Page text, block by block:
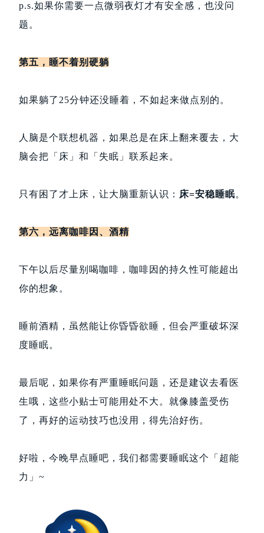
p.s.如果你需要一点微弱夜灯才有安全感，也没问
题。
第五，睡不着别硬躺
如果躺了25分钟还没睡着，不如起来做点别的。
人脑是个联想机器，如果总是在床上翻来覆去，大
脑会把 「 床 」 和 「 失眠 」 联系起来。
只有困了才上床，让大脑重新认识： 床=安稳睡眠。
第六，远离咖啡因、酒精
下午以后尽量别喝咖啡，咖啡因的持久性可能超出
你的想象。
睡前酒精，虽然能让你昏昏欲睡，但会严重破坏深
度睡眠。
最后呢，如果你有严重睡眠问题，还是建议去看医
生哦，这些小贴士可能用处不大。就像膝盖受伤
了，再好的运动技巧也没用，得先治好伤。
好啦，今晚早点睡吧，我们都需要睡眠这个「超能
力」~